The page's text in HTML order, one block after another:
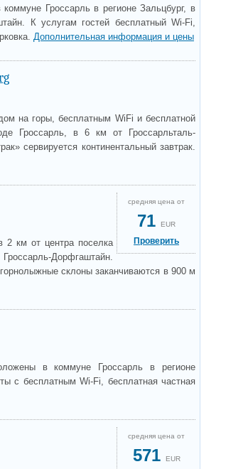
Гроссарль в регионе Зальцбург, в
К услугам гостей бесплатный Wi-Fi,
Дополнительная информация и цены
на горы, бесплатным WiFi и бесплатной
Гроссарль, в 6 км от Гроссарльталь-
сервируется континентальный завтрак.
средняя цена от
71 EUR
Проверить
2 км от центра поселка
Дорфгаштайн.
склоны заканчиваются в 900 м
в коммуне Гроссарль в регионе
с бесплатным Wi-Fi, бесплатная частная
средняя цена от
571 EUR